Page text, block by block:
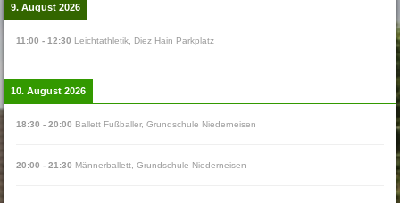
9. August 2026
11:00 -12:30 Leichtathletik Diez Hain Parkplatz
10. August 2026
18:30 -20:00 Ballett Fußballer,Grundschule Niederneisen
20:00 -21:30 Männerballett ,Grundschule Niederneisen